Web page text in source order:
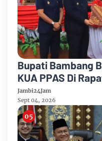
Bupati Bambang
KUA PPAS Di
Muarojambi
Jambi24Jam
Sept 04, 2026